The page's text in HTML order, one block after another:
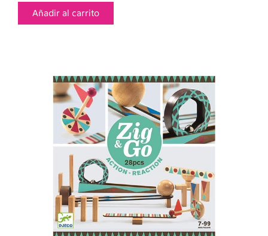
Añadir al carrito